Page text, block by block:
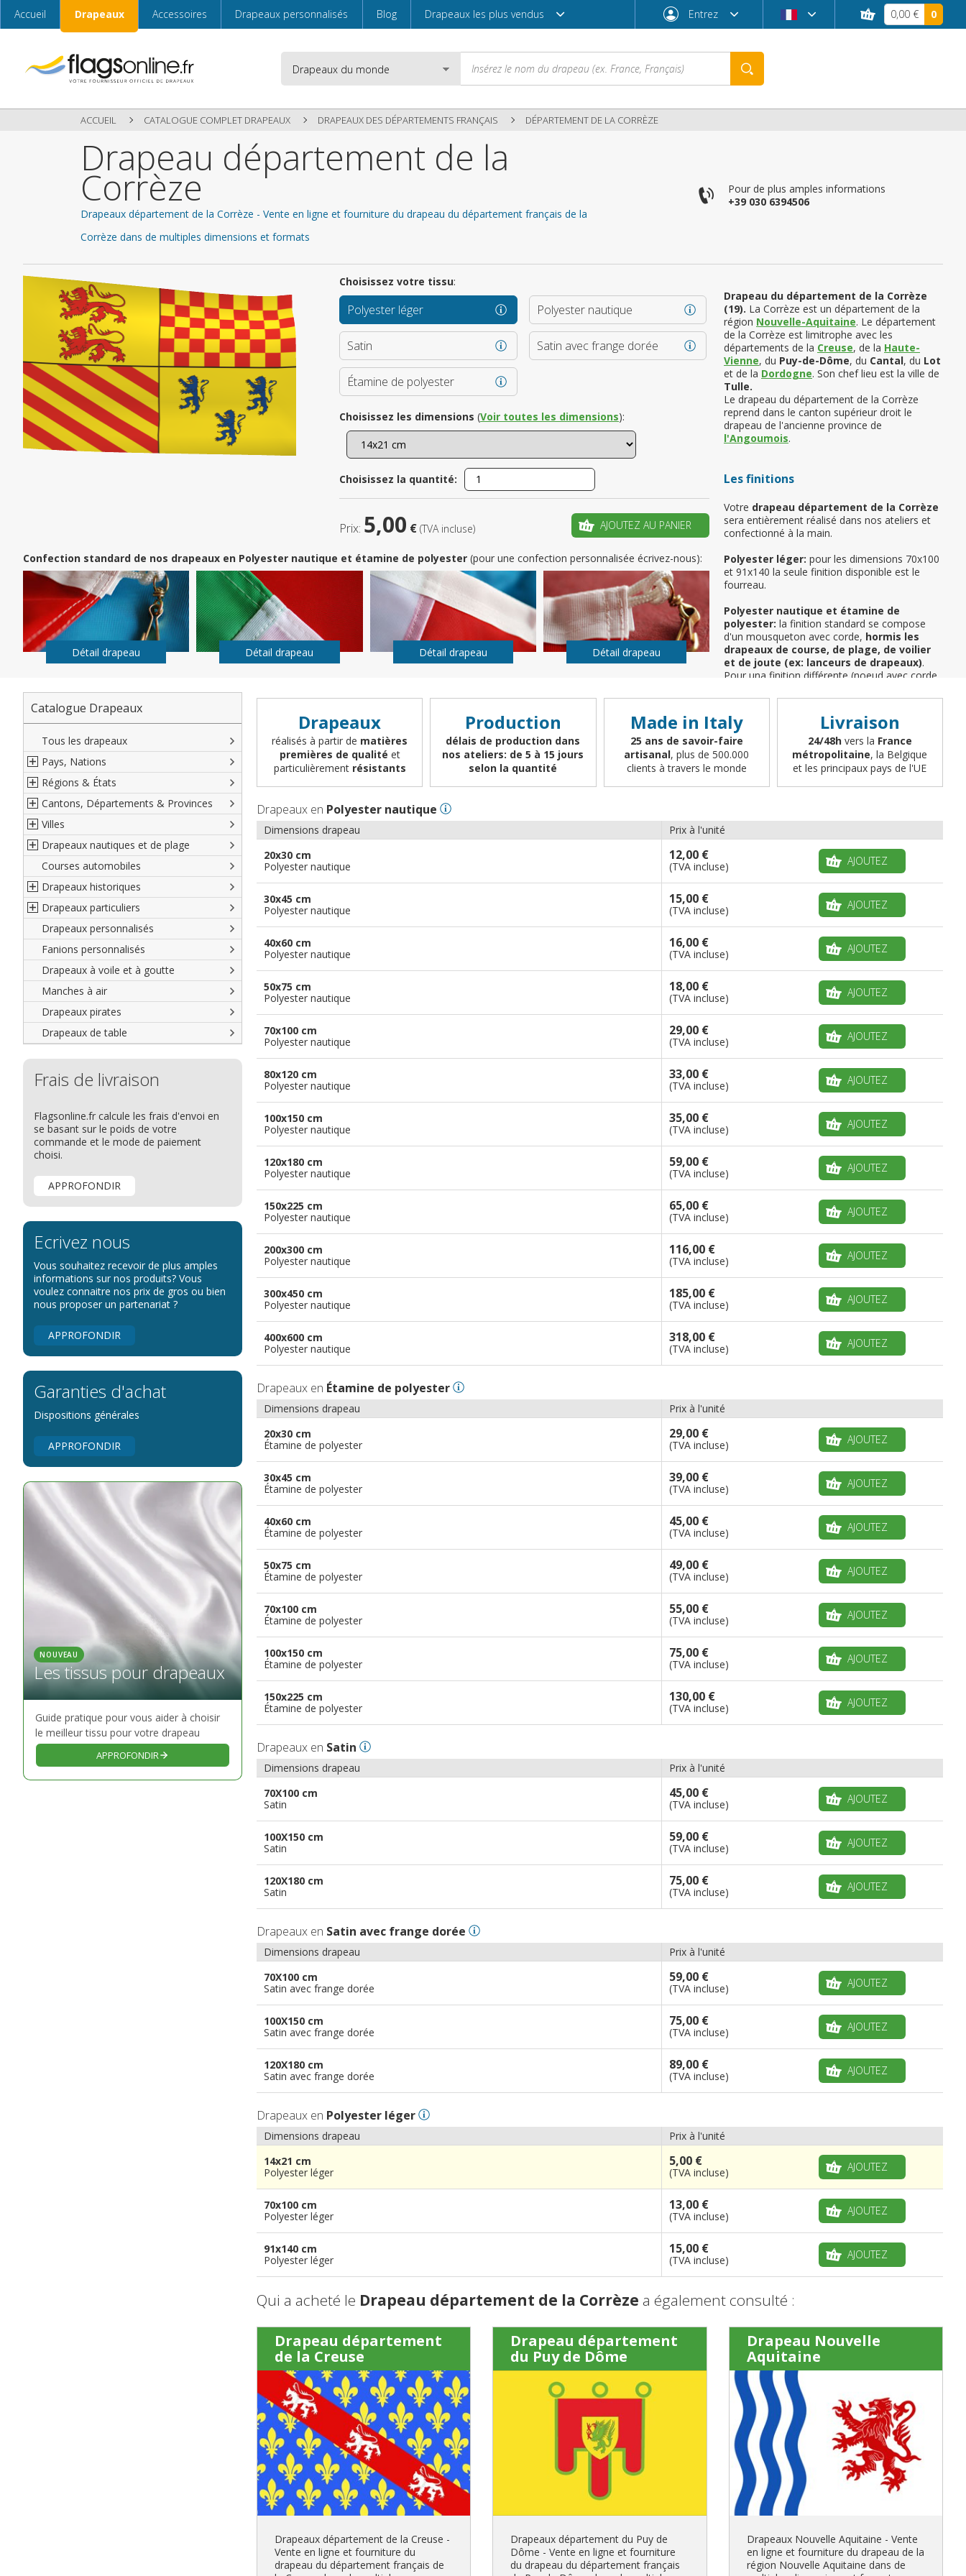
Accueil Drapeaux Accessoires Drapeaux personnalisés Blog Drapeaux les plus vendus Entrez
Enregistrez vous si il s’agit de
votre première commande
CRÉER UN NOUVEAU COMPTE
0,00 € 0
ACCUEIL CATALOGUE COMPLET DRAPEAUX DRAPEAUX DES DÉPARTEMENTS FRANÇAIS DÉPARTEMENT DE LA CORRÈZE
Drapeau département de la
Corrèze
Drapeaux département de la Corrèze - Vente en ligne et fourniture du drapeau du département français de la
Corrèze dans de multiples dimensions et formats
Pour de plus amples informations
+39 030 6394506
Drapeau du département de la Corrèze
(19). La Corrèze est un département de la
région Nouvelle-Aquitaine. Le département
de la Corrèze est limitrophe avec les
départements de la Creuse, de la Haute-
Vienne, du Puy-de-Dôme, du Cantal, du Lot
et de la Dordogne. Son chef lieu est la ville de
Tulle.
Le drapeau du département de la Corrèze
reprend dans le canton supérieur droit le
drapeau de l'ancienne province de
l'Angoumois.
Les finitions
Votre drapeau département de la Corrèze
sera entièrement réalisé dans nos ateliers et
confectionné à la main.
Polyester léger: pour les dimensions 70x100
et 91x140 la seule finition disponible est le
fourreau.
Polyester nautique et étamine de
polyester: la finition standard se compose
d'un mousqueton avec corde, hormis les
drapeaux de course, de plage, de voilier
et de joute (ex: lanceurs de drapeaux).
Pour una finition différente (noeud avec corde,
info@flagsonline.fr).
Choisissez votre tissu:
Polyester léger Polyester nautique
Satin Satin avec frange dorée
Étamine de polyester
Choisissez les dimensions (Voir toutes les dimensions):
Choisissez la quantité:
Prix: 5,00 € (TVA incluse) AJOUTEZ AU PANIER
Confection standard de nos drapeaux en Polyester nautique et étamine de polyester (pour une confection personnalisée écrivez-nous):
Détail drapeau Détail drapeau Détail drapeau Détail drapeau
Catalogue Drapeaux
Tous les drapeaux
Pays, Nations
Amérique du Nord
Amérique du Sud
Europe
Afrique
Asie
Océanie
Régions & États
Régions françaises
Régions allemandes
Régions autrichiennes
Régions espagnoles
Régions italiennes
Territoires canadiens
Etats U.S.A.
Régions reste du monde
Cantons, Départements & Provinces
Départements français
DOM-TOM français
Comtés anglais
Territoires britanniques d'outre mer
Provinces espagnoles
Provinces italiennes
Provinces néerlandaises
Cantons suisses
Provinces reste du monde
Villes
Villes françaises
Villes allemandes
Villes espagnoles
Villes italiennes
Villes reste du monde
Drapeaux nautiques et de plage
Marines marchandes et militaires
Code maritime international
Grand pavois
Drapeaux de plage
Drapeaux de courtoisie
Courses automobiles
Drapeaux historiques
Américains
Britanniques
Français
Italiens
Reste du monde
Drapeaux particuliers
Drapeaux diplomatiques
Drapeaux organisations
internationales
Drapeaux publicitaires
Drapeaux groupes ethniques &
nations non reconnues
Drapeaux personnalisés
Fanions personnalisés
Drapeaux à voile et à goutte
Manches à air
Drapeaux pirates
Drapeaux de table
Frais de livraison
Flagsonline.fr calcule les frais d'envoi en
se basant sur le poids de votre
commande et le mode de paiement
choisi.
APPROFONDIR
Ecrivez nous
Vous souhaitez recevoir de plus amples
informations sur nos produits? Vous
voulez connaitre nos prix de gros ou bien
nous proposer un partenariat ?
APPROFONDIR
Garanties d'achat
Dispositions générales
APPROFONDIR
NOUVEAU
Les tissus pour drapeaux
Guide pratique pour vous aider à choisir
le meilleur tissu pour votre drapeau
APPROFONDIR
Drapeaux
réalisés à partir de matières
premières de qualité et
particulièrement résistants
Production
délais de production dans
nos ateliers: de 5 à 15 jours
selon la quantité
Made in Italy
25 ans de savoir-faire
artisanal, plus de 500.000
clients à travers le monde
Livraison
24/48hvers la France
métropolitaine, la Belgique
et les principaux pays de l'UE
Drapeaux en Polyester nautique
Dimensions drapeau
Prix à l'unité
20x30 cm
Polyester nautique
12,00 €
(TVA incluse) AJOUTEZ
30x45 cm
Polyester nautique
15,00 €
(TVA incluse) AJOUTEZ
40x60 cm
Polyester nautique
16,00 €
(TVA incluse) AJOUTEZ
50x75 cm
Polyester nautique
18,00 €
(TVA incluse) AJOUTEZ
70x100 cm
Polyester nautique
29,00 €
(TVA incluse) AJOUTEZ
80x120 cm
Polyester nautique
33,00 €
(TVA incluse) AJOUTEZ
100x150 cm
Polyester nautique
35,00 €
(TVA incluse) AJOUTEZ
120x180 cm
Polyester nautique
59,00 €
(TVA incluse) AJOUTEZ
150x225 cm
Polyester nautique
65,00 €
(TVA incluse) AJOUTEZ
200x300 cm
Polyester nautique
116,00 €
(TVA incluse) AJOUTEZ
300x450 cm
Polyester nautique
185,00 €
(TVA incluse) AJOUTEZ
400x600 cm
Polyester nautique
318,00 €
(TVA incluse) AJOUTEZ
Drapeaux en Étamine de polyester
Dimensions drapeau
Prix à l'unité
20x30 cm
Étamine de polyester
29,00 €
(TVA incluse) AJOUTEZ
30x45 cm
Étamine de polyester
39,00 €
(TVA incluse) AJOUTEZ
40x60 cm
Étamine de polyester
45,00 €
(TVA incluse) AJOUTEZ
50x75 cm
Étamine de polyester
49,00 €
(TVA incluse) AJOUTEZ
70x100 cm
Étamine de polyester
55,00 €
(TVA incluse) AJOUTEZ
100x150 cm
Étamine de polyester
75,00 €
(TVA incluse) AJOUTEZ
150x225 cm
Étamine de polyester
130,00 €
(TVA incluse) AJOUTEZ
Drapeaux en Satin
Dimensions drapeau
Prix à l'unité
70X100 cm
Satin
45,00 €
(TVA incluse) AJOUTEZ
100X150 cm
Satin
59,00 €
(TVA incluse) AJOUTEZ
120X180 cm
Satin
75,00 €
(TVA incluse) AJOUTEZ
Drapeaux en Satin avec frange dorée
Dimensions drapeau
Prix à l'unité
70X100 cm
Satin avec frange dorée
59,00 €
(TVA incluse) AJOUTEZ
100X150 cm
Satin avec frange dorée
75,00 €
(TVA incluse) AJOUTEZ
120X180 cm
Satin avec frange dorée
89,00 €
(TVA incluse) AJOUTEZ
Drapeaux en Polyester léger
Dimensions drapeau
Prix à l'unité
14x21 cm
Polyester léger
5,00 €
(TVA incluse) AJOUTEZ
70x100 cm
Polyester léger
13,00 €
(TVA incluse) AJOUTEZ
91x140 cm
Polyester léger
15,00 €
(TVA incluse) AJOUTEZ
Qui a acheté le Drapeau département de la Corrèze a également consulté :
Drapeau département
de la Creuse
Drapeaux département de la Creuse -
Vente en ligne et fourniture du
drapeau du département français de
Drapeau département
du Puy de Dôme
Drapeaux département du Puy de
Dôme - Vente en ligne et fourniture
du drapeau du département français
Drapeau Nouvelle
Aquitaine
Drapeaux Nouvelle Aquitaine - Vente
en ligne et fourniture du drapeau de la
région Nouvelle Aquitaine dans de